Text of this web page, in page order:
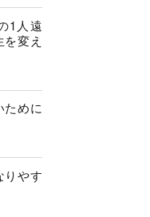
1人遠
変え
ために
りやす